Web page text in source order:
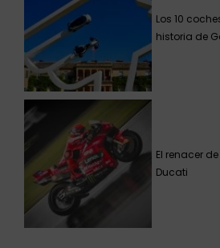
Los 10
historia de
El renacer
Ducati